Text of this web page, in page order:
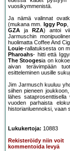
vuosikymmenistä.
Ja nämä valinnat
(mukana mm.
Iggy Pop,
GZA ja RZA) antoi
Jarmuschin
huolimatta Coffee And
Louie-rallatuksesta on
Pharoahs- hitti että
The Stoogesia on
aivan terävimpään
esitteleminen uusille
Jim Jarmusch kuuluu
siihen pieneen
lähes
vuoden parhaista
historianluennoksi, vaan
Lukukertoja: 10883
Rekisteröidy niin voit
kommentoida levyä